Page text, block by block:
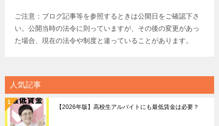
ご注意：ブログ記事等を参照するときは公開日をご確認下さ
い。公開当時の法令に則っていますが、その後の変更があっ
た場合、現在の法令や制度と違っていることがあります。
人気記事
【2026年版】高校生アルバイトにも最低賃金は必要？